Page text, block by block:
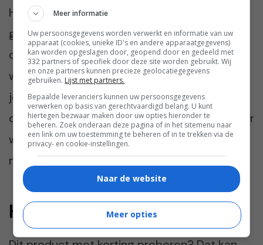
Het is een rijke crème die je ook kunt
gebruiken als masker. Je brengt hem royaal
over je andere verzorgingsproducten heen
wanneer je gaat slapen. Pas ’s ochtends was
je het van je gezicht af. Ik vind het bijzonder
om te zien hoe stralend je ’s ochtends wakker
wordt na het gebruik van een overnight
masker.
Kortingscode Xminerals
Meer informatie
Uw persoonsgegevens worden verwerkt en informatie van uw
apparaat (cookies, unieke ID's en andere apparaatgegevens)
kan worden opgeslagen door, geopend door en gedeeld met
332 partners of specifiek door deze site worden gebruikt. Wij
en onze partners kunnen precieze geolocatiegegevens
gebruiken. Lijst met partners.
Bepaalde leveranciers kunnen uw persoonsgegevens
verwerken op basis van gerechtvaardigd belang. U kunt
hiertegen bezwaar maken door uw opties hieronder te
beheren. Zoek onderaan deze pagina of in het sitemenu naar
een link om uw toestemming te beheren of in te trekken via de
privacy- en cookie-instellingen.
Naar de website
Meer opties